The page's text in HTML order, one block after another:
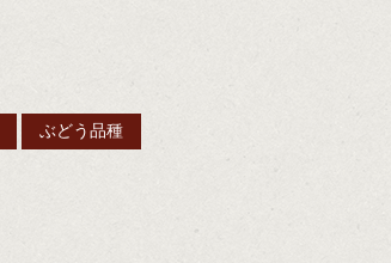
ぶどう品種